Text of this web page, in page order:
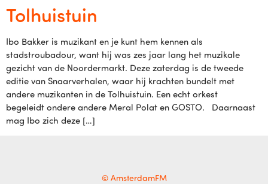
Tolhuistuin
Ibo Bakker is muzikant en je kunt hem kennen als
stadstroubadour, want hij was zes jaar lang het muzikale
gezicht van de Noordermarkt. Deze zaterdag is de tweede
editie van Snaarverhalen, waar hij krachten bundelt met
andere muzikanten in de Tolhuistuin. Een echt orkest
begeleidt ondere andere Meral Polat en GOSTO. Daarnaast
mag Ibo zich deze […]
© AmsterdamFM